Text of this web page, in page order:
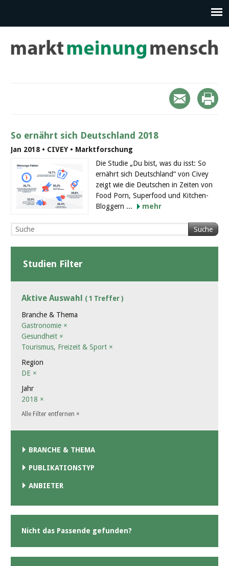
So ernährt sich Deutschland 2018
Jan 2018 • CIVEY • Marktforschung
Die Studie „Du bist, was du isst: So
ernährt sich Deutschland“ von Civey
zeigt wie die Deutschen in Zeiten von
Food Porn, Superfood und Kitchen-
Bloggern ...
mehr
Suche
Studien Filter
Aktive Auswahl ( 1 Treffer )
Branche & Thema
Gastronomie ×
Gesundheit ×
Tourismus, Freizeit & Sport ×
Region
DE ×
Jahr
2018 ×
Alle Filter entfernen ×
BRANCHE & THEMA
PUBLIKATIONSTYP
ANBIETER
Nicht das Passende gefunden?